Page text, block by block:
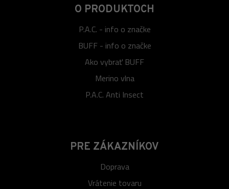
O PRODUKTOCH
P.A.C. - info o značke
BUFF - info o značke
Ako vybrať BUFF
Merino vlna
P.A.C. Anti Insect
PRE ZÁKAZNÍKOV
Doprava
Vrátenie tovaru